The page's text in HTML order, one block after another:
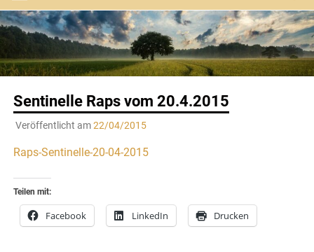
Sentinelle Raps vom 20.4.2015
Veröffentlicht am22/04/2015
Raps-Sentinelle-20-04-2015
Teilen mit:
Facebook LinkedIn Drucken